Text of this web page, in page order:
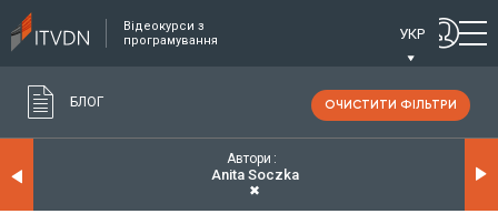
Відеокурси з
програмування
УКР
БЛОГ ОЧИСТИТИ ФІЛЬТРИ
Автори
Anita Soczka
✖